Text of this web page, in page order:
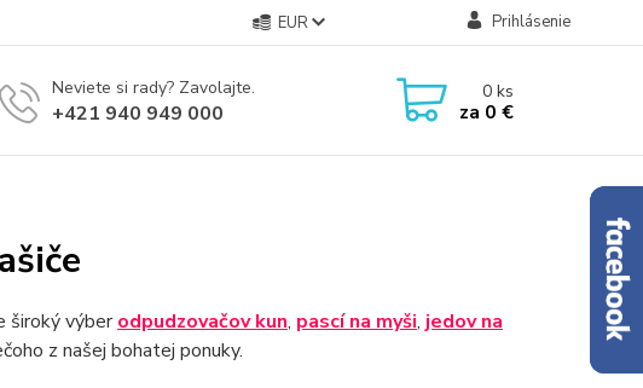
EUR Prihlásenie
Neviete si rady? Zavolajte.
+421 940 949 000
0ks
za 0 €
široký výberodpudzovačov kun, pascí na myši, jedov na
z našej bohatej ponuky.